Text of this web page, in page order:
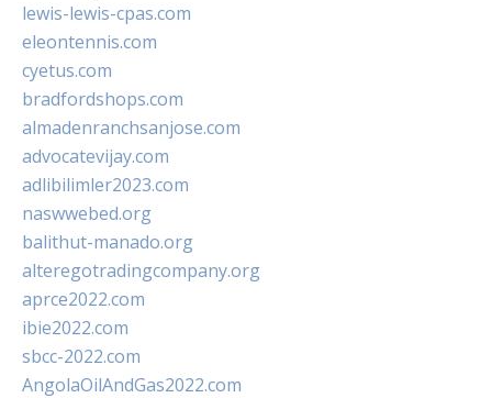
lewis-lewis-cpas.com
eleontennis.com
cyetus.com
bradfordshops.com
almadenranchsanjose.com
advocatevijay.com
adlibilimler2023.com
naswwebed.org
balithut-manado.org
alteregotradingcompany.org
aprce2022.com
ibie2022.com
sbcc-2022.com
AngolaOilAndGas2022.com